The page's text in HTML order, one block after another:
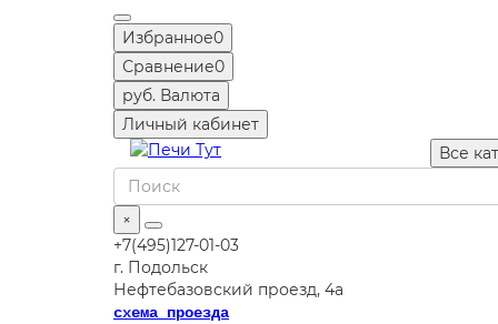
Избранное0
Сравнение0
руб. Валюта
Личный кабинет
Все
×
+7(495)127-01-03
г. Подольск
Нефтебазовский проезд, 4а
схема проезда